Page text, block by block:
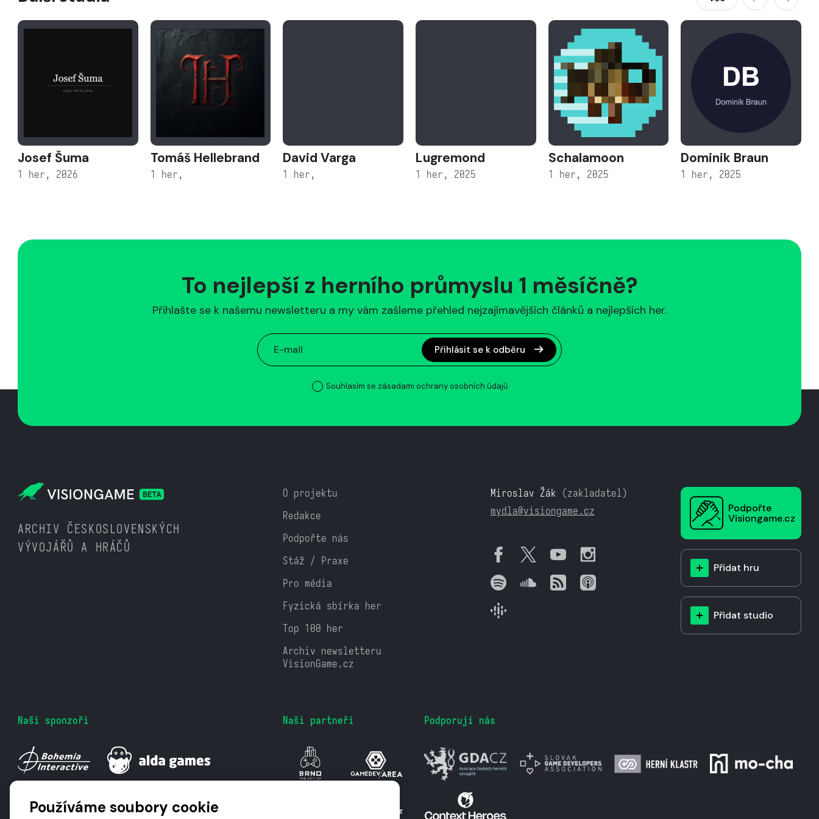
Josef Šuma
1 her, 2026
Tomáš Hellebrand
1 her,
David Varga
1 her,
Lugremond
1 her, 2025
Schalamoon
1 her, 2025
Dominik Braun
1 her, 2025
To nejlepší z herního průmyslu 1 měsíčně?
Přihlašte se k našemu newsletteru a my vám zašleme přehled nejzajímavějších článků a nejlepších her.
Přihlásit se k odběru
Souhlasím se zásadami ochrany osobních údajů
ARCHIV ČESKOSLOVENSKÝCH
VÝVOJÁŘŮ A HRÁČŮ
O projektu
Redakce
Podpořte nás
Stáž / Praxe
Pro média
Fyzická sbírka her
Top 100 her
Archiv newsletteru
VisionGame.cz
Miroslav Žák (zakladatel)
mydla@visiongame.cz
Podpořte
Visiongame.cz
Přidat hru
Přidat studio
Naši sponzoři Naši partneři Podporují nás
Používáme soubory cookie